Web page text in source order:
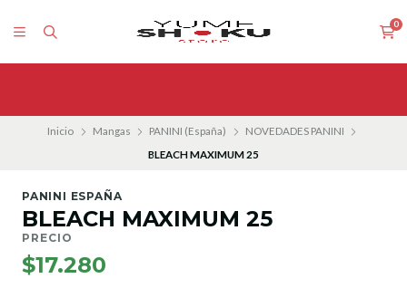
0
Inicio Mangas PANINI (España)
NOVEDADES PANINI
BLEACH MAXIMUM 25
PANINI ESPAÑA
BLEACH MAXIMUM 25
PRECIO
$17.280